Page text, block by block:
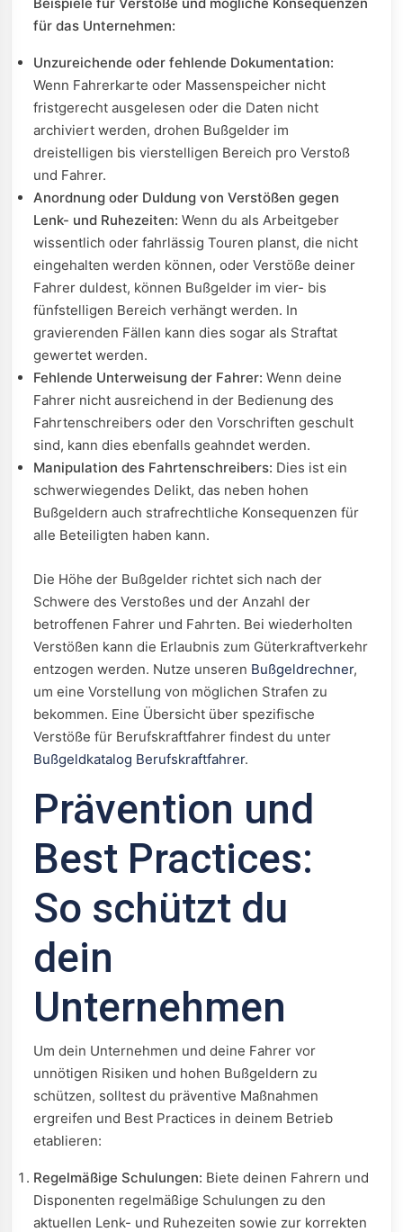
für das Unternehmen:
Unzureichende oder fehlende Dokumentation:
Wenn Fahrerkarte oder Massenspeicher nicht
fristgerecht ausgelesen oder die Daten nicht
archiviert werden, drohen Bußgelder im
dreistelligen bis vierstelligen Bereich pro Verstoß
und Fahrer.
Anordnung oder Duldung von Verstößen gegen
Lenk- und Ruhezeiten: Wenn du als Arbeitgeber
wissentlich oder fahrlässig Touren planst, die nicht
eingehalten werden können, oder Verstöße deiner
Fahrer duldest, können Bußgelder im vier- bis
fünfstelligen Bereich verhängt werden. In
gravierenden Fällen kann dies sogar als Straftat
gewertet werden.
Fehlende Unterweisung der Fahrer: Wenn deine
Fahrer nicht ausreichend in der Bedienung des
Fahrtenschreibers oder den Vorschriften geschult
sind, kann dies ebenfalls geahndet werden.
Manipulation des Fahrtenschreibers: Dies ist ein
schwerwiegendes Delikt, das neben hohen
Bußgeldern auch strafrechtliche Konsequenzen für
alle Beteiligten haben kann.
Die Höhe der Bußgelder richtet sich nach der
Schwere des Verstoßes und der Anzahl der
betroffenen Fahrer und Fahrten. Bei wiederholten
Verstößen kann die Erlaubnis zum Güterkraftverkehr
entzogen werden. Nutze unseren Bußgeldrechner,
um eine Vorstellung von möglichen Strafen zu
bekommen. Eine Übersicht über spezifische
Verstöße für Berufskraftfahrer findest du unter
Bußgeldkatalog Berufskraftfahrer.
Prävention und
Best Practices:
So schützt du
dein
Unternehmen
Um dein Unternehmen und deine Fahrer vor
unnötigen Risiken und hohen Bußgeldern zu
schützen, solltest du präventive Maßnahmen
ergreifen und Best Practices in deinem Betrieb
etablieren:
Regelmäßige Schulungen: Biete deinen Fahrern und
Disponenten regelmäßige Schulungen zu den
aktuellen Lenk- und Ruhezeiten sowie zur korrekten